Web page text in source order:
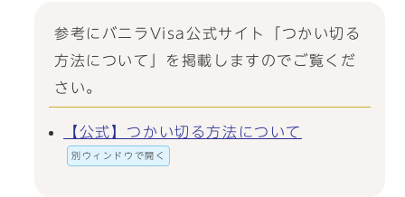
参考にバニラVisa公式サイト「つかい切る
方法について」を掲載しますのでご覧くだ
さい。
【公式】つかい切る方法について
別ウィンドウで開く